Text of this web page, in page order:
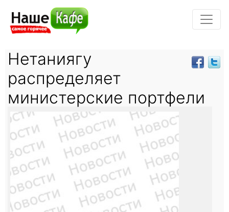
Нетаниягу
распределяет
министерские портфели